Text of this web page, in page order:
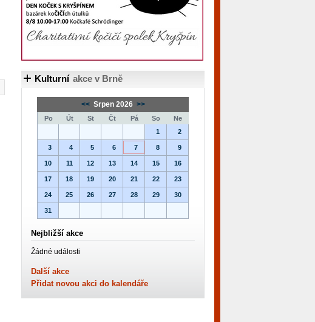
Kulturní akce v Brně
<< Srpen 2026 >>
Po Út St Čt Pá So
Ne
1
2
3 4 5 6 7 8 9
10 11 12 13 14 15 16
17 18 19 20 21 22 23
24 25 26 27 28 29 30
31
Nejbližší akce
Žádné události
Další akce
Přidat novou akci do kalendáře